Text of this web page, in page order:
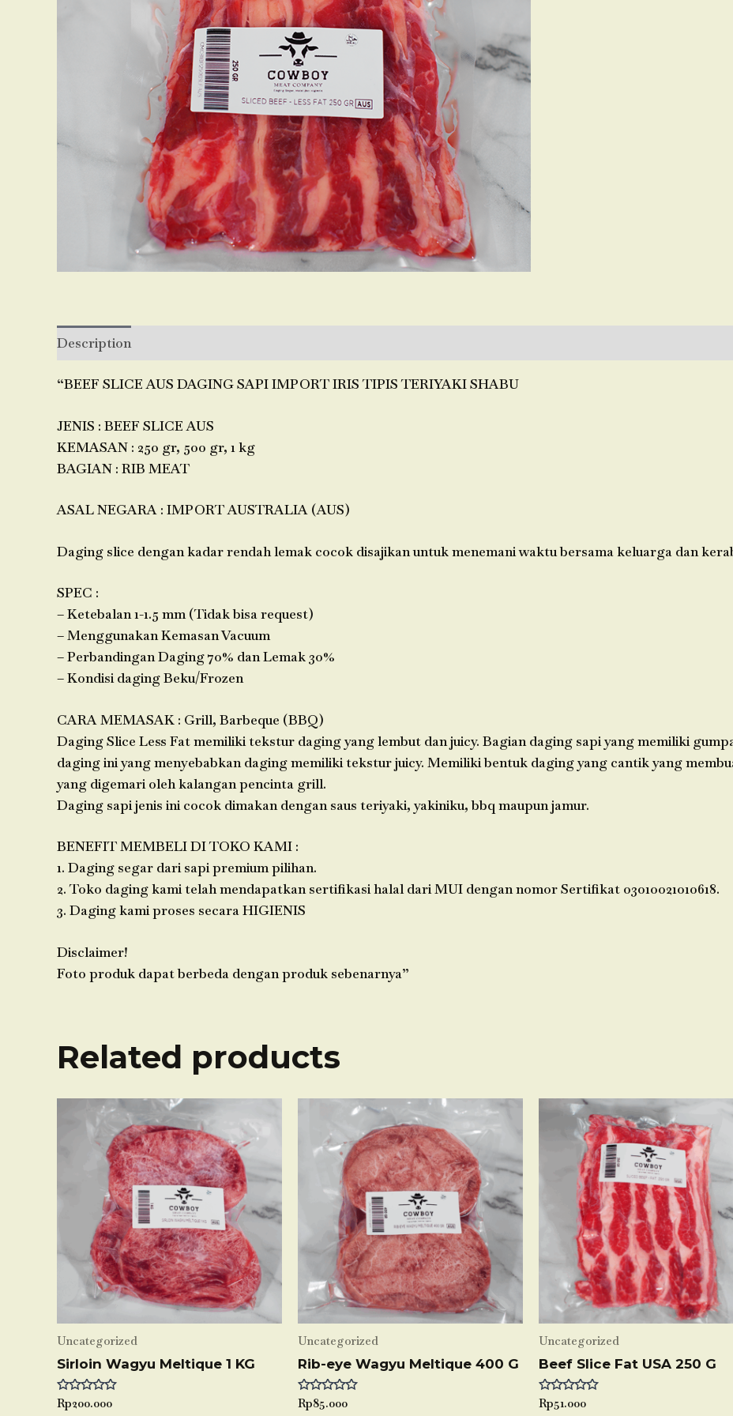
Description
“BEEF SLICE AUS DAGING SAPI IMPORT IRIS TIPIS TERIYAKI SHABU
JENIS : BEEF SLICE AUS
KEMASAN : 250 gr, 500 gr, 1 kg
BAGIAN : RIB MEAT
ASAL NEGARA : IMPORT AUSTRALIA (AUS)
Daging slice dengan kadar rendah lemak cocok disajikan untuk menemani waktu bersama keluarga dan
SPEC :
– Ketebalan 1-1.5 mm (Tidak bisa request)
– Menggunakan Kemasan Vacuum
– Perbandingan Daging 70% dan Lemak 30%
– Kondisi daging Beku/Frozen
CARA MEMASAK : Grill, Barbeque (BBQ)
Daging Slice Less Fat memiliki tekstur daging yang lembut dan juicy. Bagian daging sapi yang memiliki
daging ini yang menyebabkan daging memiliki tekstur juicy. Memiliki bentuk daging yang cantik yang
yang digemari oleh kalangan pencinta grill.
Daging sapi jenis ini cocok dimakan dengan saus teriyaki, yakiniku, bbq maupun jamur.
BENEFIT MEMBELI DI TOKO KAMI :
1. Daging segar dari sapi premium pilihan.
2. Toko daging kami telah mendapatkan sertifikasi halal dari MUI dengan nomor Sertifikat 03010021010618.
3. Daging kami proses secara HIGIENIS
Disclaimer!
Foto produk dapat berbeda dengan produk sebenarnya”
Related products
Uncategorized
Sirloin Wagyu Meltique 1 KG
Rated
Rp200.000
Uncategorized
Rib-eye Wagyu Meltique 400 G
Rated
Rp85.000
Uncategorized
Beef Slice Fat USA 250 G
Rated
Rp51.000